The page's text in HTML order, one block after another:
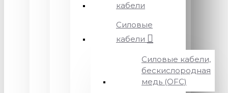
кабели
Силовые
кабели
Силовые кабели,
бескислородная
медь (OFC)